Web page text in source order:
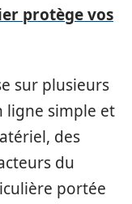
protège vos
sur plusieurs
ligne simple et
des
du
portée